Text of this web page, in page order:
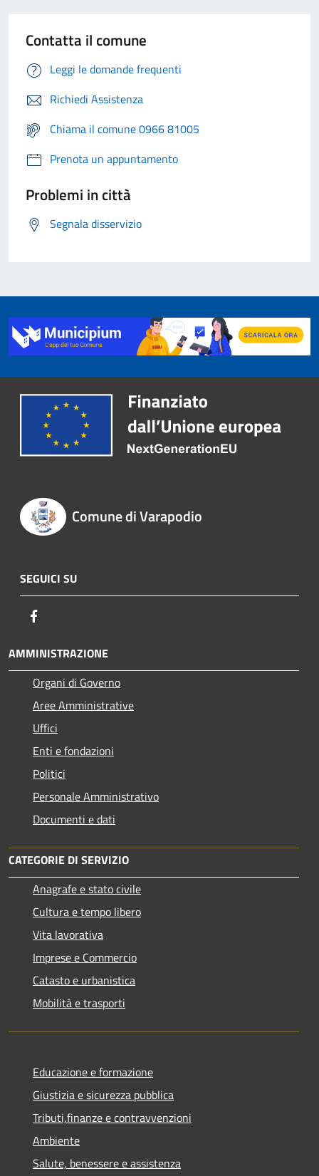
Contatta il comune
Leggi le domande frequenti
Richiedi Assistenza
Chiama il comune 0966 81005
Prenota un appuntamento
Problemi in città
Segnala disservizio
Comune di Varapodio
SEGUICI SU
AMMINISTRAZIONE
Organi di Governo
Aree Amministrative
Uffici
Enti e fondazioni
Politici
Personale Amministrativo
Documenti e dati
CATEGORIE DI SERVIZIO
Anagrafe e stato civile
Cultura e tempo libero
Vita lavorativa
Imprese e Commercio
Catasto e urbanistica
Mobilità e trasporti
Educazione e formazione
Giustizia e sicurezza pubblica
Tributi,finanze e contravvenzioni
Ambiente
Salute, benessere e assistenza